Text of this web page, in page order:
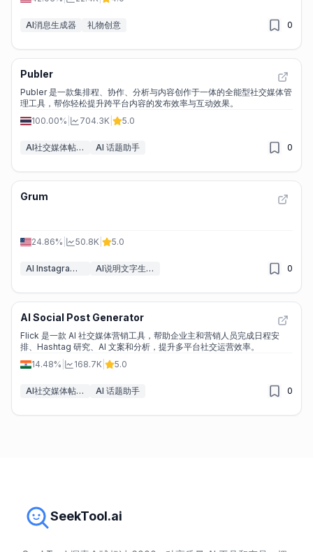
AI消息生成器 礼物创意 0
Publer
Publer 是一款集排程、协作、分析与内容创作于一体的全能型社交媒体管
理工具，帮你轻松提升跨平台内容的发布效率与互动效果。
100.00%
704.3K 5.0
AI社交媒体帖子生成器 AI 话题助手 0
Grum
24.86% 50.8K 5.0
AI Instagram助手 AI说明文字生成器 0
AI Social Post Generator
Flick 是一款 AI 社交媒体营销工具，帮助企业主和营销人员完成日程安
排、Hashtag 研究、AI 文案和分析，提升多平台社交运营效率。
14.48%
168.7K 5.0
AI社交媒体帖子生成器 AI 话题助手 0
SeekTool.ai